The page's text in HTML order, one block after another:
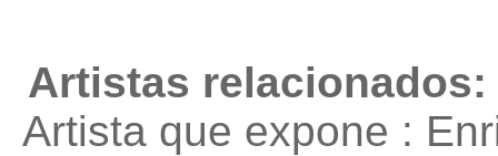
Artistas relacionados:
Artista que expone :